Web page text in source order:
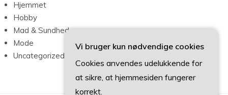
Hjemmet
Hobby
Mad & Sundhed
Mode
Uncategorized
Vi bruger kun nødvendige cookies
Cookies anvendes udelukkende for
at sikre, at hjemmesiden fungerer
korrekt.